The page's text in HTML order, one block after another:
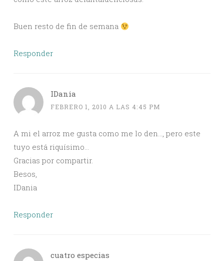
Buen resto de fin de semana
Responder
IDania
FEBRERO 1, 2010 A LAS 4:45 PM
A mi el arroz me gusta como me lo den…, pero este
tuyo está riquísimo…
Gracias por compartir.
Besos,
IDania
Responder
cuatro especias